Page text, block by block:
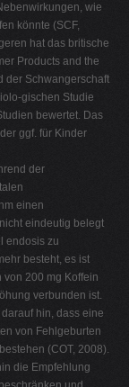
wie
könnte (SCF,
hat das britische
Products and the
der Schwangerschaft
gischen Studie
bewertet. Das
ggf. für Kinder
der
einen
eindeutig belegt
endosis zu
besteht, es ist
200 mg Koffein
verbunden ist.
hin, dass eine
von Fehlgeburten
(COT, 2008).
die Empfehlung